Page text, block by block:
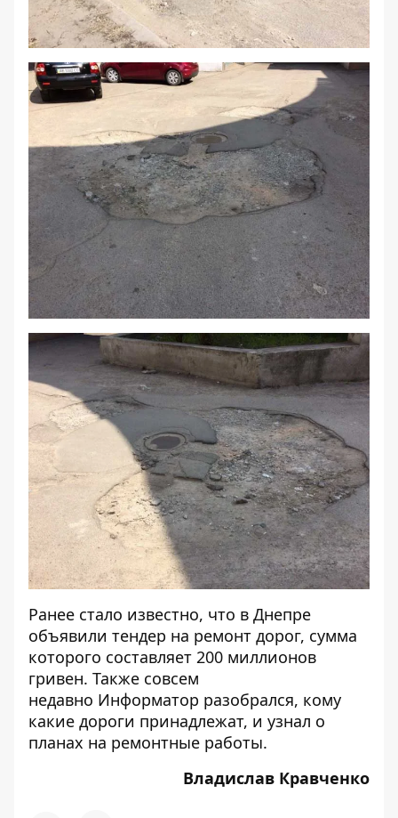
Ранее стало известно, что в Днепре
объявили тендер на ремонт дорог, сумма
которого составляет 200 миллионов
гривен. Также совсем
недавно Информатор разобрался, кому
какие дороги принадлежат, и узнал о
планах на ремонтные работы.
Владислав Кравченко